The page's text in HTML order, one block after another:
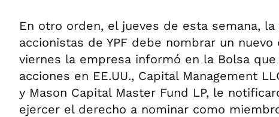
En otro orden, el jueves de esta semana, la
accionistas de YPF debe nombrar un
viernes la empresa informó en la Bolsa
acciones en EE.UU., Capital Management
y Mason Capital Master Fund LP, le
ejercer el derecho a nominar como